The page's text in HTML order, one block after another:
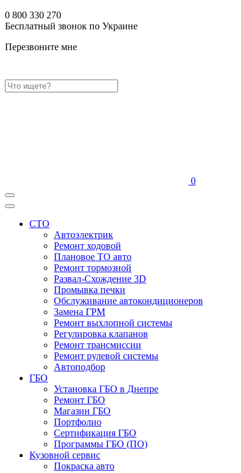
0 800 330 270
Бесплатный звонок по Украине
Перезвоните мне
0
СТО
Автоэлектрик
Ремонт ходовой
Плановое ТО авто
Ремонт тормозной
Развал-Схождение 3D
Промывка печки
Обслуживание автокондиционеров
Замена ГРМ
Ремонт выхлопной системы
Регулировка клапанов
Ремонт трансмиссии
Ремонт рулевой системы
Автоподбор
ГБО
Установка ГБО в Днепре
Ремонт ГБО
Магазин ГБО
Портфолио
Сертификация ГБО
Программы ГБО (ПО)
Кузовной сервис
Покраска авто